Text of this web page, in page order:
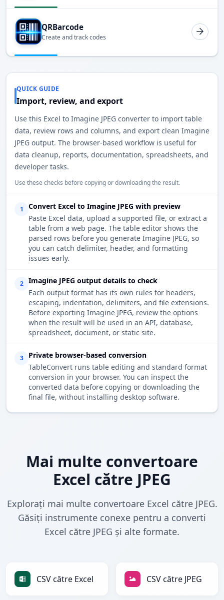
QRBarcode
Create and track codes
QUICK GUIDE
Import, review, and export
Use this Excel to Imagine JPEG converter to import table
data, review rows and columns, and export clean Imagine
JPEG output. The browser-based workflow is useful for
data cleanup, reports, documentation, spreadsheets, and
developer tasks.
Use these checks before copying or downloading the result.
1
Convert Excel to Imagine JPEG with preview
Paste Excel data, upload a supported file, or extract a
table from a web page. The table editor shows the
parsed rows before you generate Imagine JPEG, so
you can catch delimiter, header, and formatting
issues early.
2
Imagine JPEG output details to check
Each output format has its own rules for headers,
escaping, indentation, delimiters, and file extensions.
Before exporting Imagine JPEG, review the options
when the result will be used in an API, database,
spreadsheet, document, or static site.
3
Private browser-based conversion
TableConvert runs table editing and standard format
conversion in your browser. You can inspect the
converted data before copying or downloading the
final file, without installing desktop software.
Mai multe convertoare
Excel către JPEG
Explorați mai multe convertoare Excel către JPEG.
Găsiți instrumente conexe pentru a converti
Excel către JPEG și alte formate.
CSV către Excel CSV către JPEG